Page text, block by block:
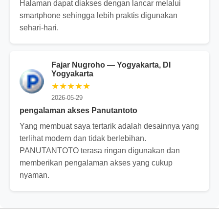
Halaman dapat diakses dengan lancar melalui
smartphone sehingga lebih praktis digunakan
sehari-hari.
Fajar Nugroho — Yogyakarta, DI
Yogyakarta
★★★★★
2026-05-29
pengalaman akses Panutantoto
Yang membuat saya tertarik adalah desainnya yang
terlihat modern dan tidak berlebihan.
PANUTANTOTO terasa ringan digunakan dan
memberikan pengalaman akses yang cukup
nyaman.